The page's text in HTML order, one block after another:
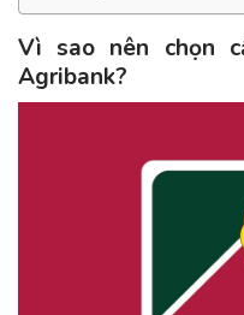
Vì sao nên chọn
Agribank?